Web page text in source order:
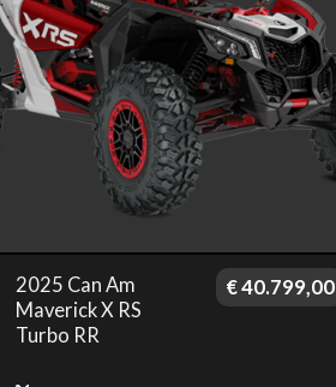
2025 Can Am
Maverick X RS
Turbo RR
€40.799,00